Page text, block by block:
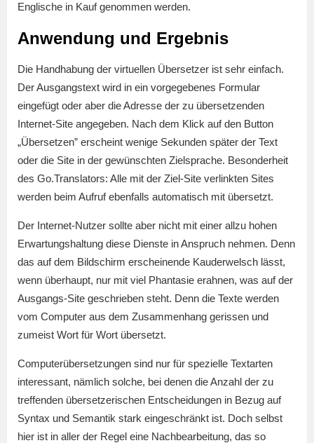
Englische in Kauf genommen werden.
Anwendung und Ergebnis
Die Handhabung der virtuellen Übersetzer ist sehr einfach.
Der Ausgangstext wird in ein vorgegebenes Formular
eingefügt oder aber die Adresse der zu übersetzenden
Internet-Site angegeben. Nach dem Klick auf den Button
„Übersetzen” erscheint wenige Sekunden später der Text
oder die Site in der gewünschten Zielsprache. Besonderheit
des Go.Translators: Alle mit der Ziel-Site verlinkten Sites
werden beim Aufruf ebenfalls automatisch mit übersetzt.
Der Internet-Nutzer sollte aber nicht mit einer allzu hohen
Erwartungshaltung diese Dienste in Anspruch nehmen. Denn
das auf dem Bildschirm erscheinende Kauderwelsch lässt,
wenn überhaupt, nur mit viel Phantasie erahnen, was auf der
Ausgangs-Site geschrieben steht. Denn die Texte werden
vom Computer aus dem Zusammenhang gerissen und
zumeist Wort für Wort übersetzt.
Computerübersetzungen sind nur für spezielle Textarten
interessant, nämlich solche, bei denen die Anzahl der zu
treffenden übersetzerischen Entscheidungen in Bezug auf
Syntax und Semantik stark eingeschränkt ist. Doch selbst
hier ist in aller der Regel eine Nachbearbeitung, das so